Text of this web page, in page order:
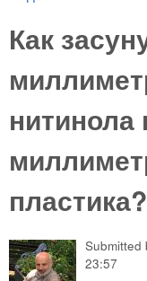
Как
нитинола
пластика?
Submitted
23:57